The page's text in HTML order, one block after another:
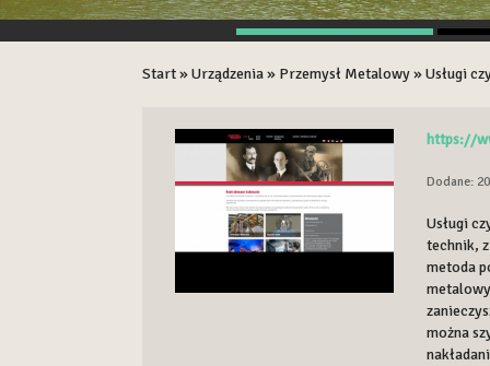
Start»Urządzenia» Przemysł Metalowy»Usługi
https://
Dodane:
Usługi
technik,
metoda
można